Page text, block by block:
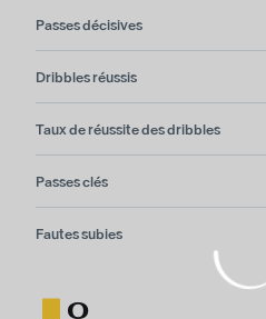
Passes décisives
Dribbles réussis
Taux de réussite des dribbles
Passes clés
Fautes subies
0